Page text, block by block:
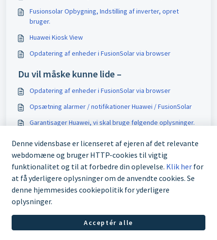
Fusionsolar Opbygning, Indstilling af inverter, opret
bruger.
Huawei Kiosk View
Opdatering af enheder i FusionSolar via browser
Du vil måske kunne lide –
Opdatering af enheder i FusionSolar via browser
Opsætning alarmer / notifikationer Huawei / FusionSolar
Garantisager Huawei, vi skal bruge følgende oplysninger.
Garantisager Huawei, vi skal bruge følgende oplysninger.
Svensk
Helpdesksoftware fra Freshdesk Cookiepolitik
Denne vidensbase er licenseret af ejeren af det relevante
webdomæne og bruger HTTP-cookies til vigtig
funktionalitet og til at forbedre din oplevelse. Klik her for
at få yderligere oplysninger om de anvendte cookies. Se
denne hjemmesides cookiepolitik for yderligere
oplysninger.
Acceptér alle